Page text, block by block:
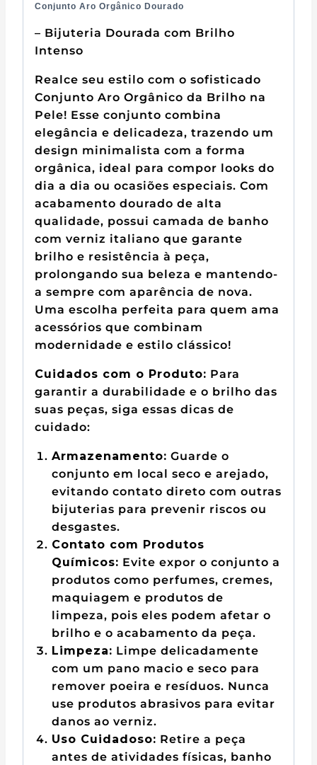
Conjunto Aro Orgânico Dourado
– Bijuteria Dourada com Brilho
Intenso
Realce seu estilo com o sofisticado
Conjunto Aro Orgânico da Brilho na
Pele! Esse conjunto combina
elegância e delicadeza, trazendo um
design minimalista com a forma
orgânica, ideal para compor looks do
dia a dia ou ocasiões especiais. Com
acabamento dourado de alta
qualidade, possui camada de banho
com verniz italiano que garante
brilho e resistência à peça,
prolongando sua beleza e mantendo-
a sempre com aparência de nova.
Uma escolha perfeita para quem ama
acessórios que combinam
modernidade e estilo clássico!
Cuidados com o Produto: Para
garantir a durabilidade e o brilho das
suas peças, siga essas dicas de
cuidado:
Armazenamento: Guarde o
conjunto em local seco e arejado,
evitando contato direto com outras
bijuterias para prevenir riscos ou
desgastes.
Contato com Produtos
Químicos: Evite expor o conjunto a
produtos como perfumes, cremes,
maquiagem e produtos de
limpeza, pois eles podem afetar o
brilho e o acabamento da peça.
Limpeza: Limpe delicadamente
com um pano macio e seco para
remover poeira e resíduos. Nunca
use produtos abrasivos para evitar
danos ao verniz.
Uso Cuidadoso: Retire a peça
antes de atividades físicas, banho